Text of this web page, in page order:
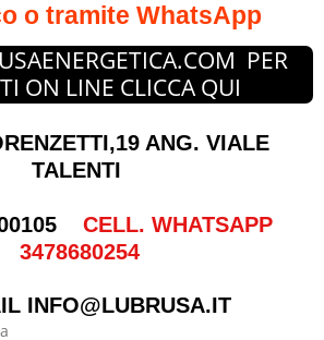
o tramite WhatsApp
PER
ON LINE CLICCA QUI
ANG. VIALE
TALENTI
CELL. WHATSAPP
3478680254